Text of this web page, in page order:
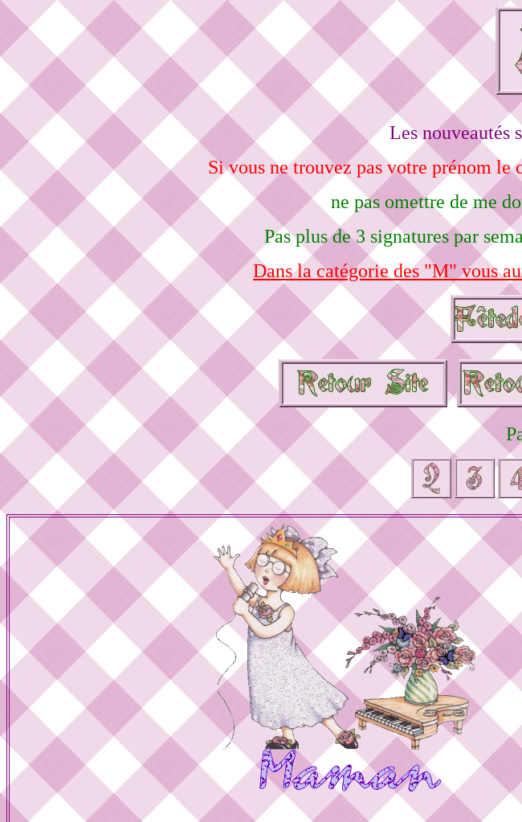
Les nouveautés
Si vous ne trouvez pas votre prénom le
ne pas omettre de me
Pas plus de 3 signatures par
Dans la catégorie des "M" vous